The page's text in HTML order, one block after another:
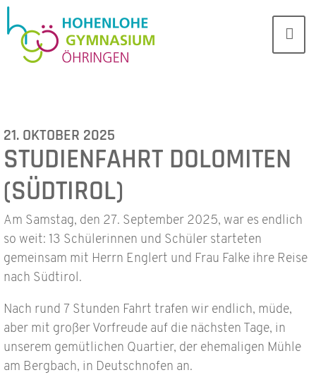
21. OKTOBER 2025
STUDIENFAHRT DOLOMITEN
(SÜDTIROL)
Am Samstag, den 27. September 2025, war es endlich
so weit: 13 Schülerinnen und Schüler starteten
gemeinsam mit Herrn Englert und Frau Falke ihre Reise
nach Südtirol.
Nach rund 7 Stunden Fahrt trafen wir endlich, müde,
aber mit großer Vorfreude auf die nächsten Tage, in
unserem gemütlichen Quartier, der ehemaligen Mühle
am Bergbach, in Deutschnofen an.